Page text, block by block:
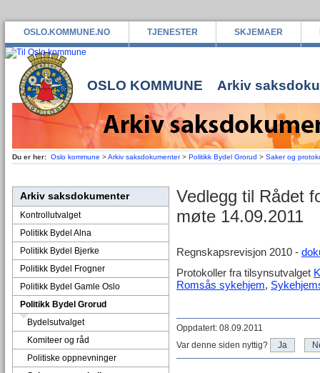
OSLO.KOMMUNE.NO TJENESTER SKJEMAER
OSLO KOMMUNE Arkiv
Du er her: Oslo kommune >Arkiv saksdokumenter> Politikk Bydel Grorud > Saker og
Arkiv saksdokumenter
Kontrollutvalget
Politikk Bydel Alna
Politikk Bydel Bjerke
Politikk Bydel Frogner
Politikk Bydel Gamle Oslo
Politikk Bydel Grorud
Bydelsutvalget
Komiteer og råd
Politiske oppnevninger
Vedlegg til Rådet
møte 14.09.2011
Regnskapsrevisjon 2010 -
Protokoller fra tilsynsutvalget
Romsås sykehjem,
Oppdatert: 08.09.2011
Var denne siden nyttig?
Ja